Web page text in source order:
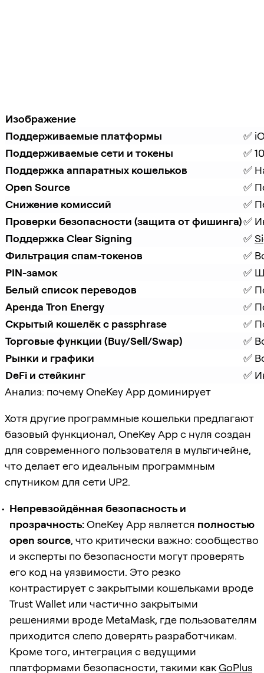
Изображение
Поддерживаемые платформы
✅
Поддерживаемые сети и токены
✅
Поддержка аппаратных кошельков
✅
Open Source
✅
Снижение комиссий
✅
Проверки безопасности (защита от фишинга)✅
Поддержка Clear Signing
✅
Фильтрация спам-токенов
✅
PIN-замок
✅
Белый список переводов
✅
Аренда Tron Energy
✅
Скрытый кошелёк с passphrase
✅
Торговые функции (Buy/Sell/Swap)
✅
Рынки и графики
✅
DeFi и стейкинг
✅
Анализ: почему OneKey App доминирует
Хотя другие программные кошельки предлагают
базовый функционал, OneKey App с нуля создан
для современного пользователя в мультичейне,
что делает его идеальным программным
спутником для сети UP2.
Непревзойдённая безопасность и
прозрачность:OneKey App является полностью
open source, что критически важно: сообщество
и эксперты по безопасности могут проверять
его код на уязвимости. Это резко
контрастирует с закрытыми кошельками вроде
Trust Wallet или частично закрытыми
решениями вроде MetaMask, где пользователям
приходится слепо доверять разработчикам.
Кроме того, интеграция с ведущими
платформами безопасности, такими какGoPlus